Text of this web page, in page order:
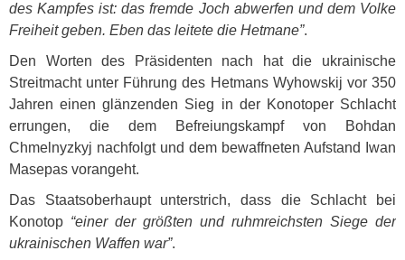
des Kampfes ist: das fremde Joch abwerfen und dem Volke
Freiheit geben. Eben das leitete die Hetmane”.
Den Worten des Präsidenten nach hat die ukrainische
Streitmacht unter Führung des Hetmans Wyhowskij vor 350
Jahren einen glänzenden Sieg in der Konotoper Schlacht
errungen, die dem Befreiungskampf von Bohdan
Chmelnyzkyj nachfolgt und dem bewaffneten Aufstand Iwan
Masepas vorangeht.
Das Staatsoberhaupt unterstrich, dass die Schlacht bei
Konotop “einer der größten und ruhmreichsten Siege der
ukrainischen Waffen war”.